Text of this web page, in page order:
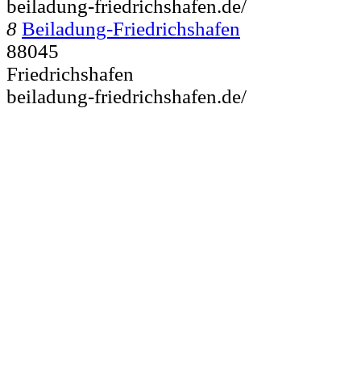
beiladung-friedrichshafen.de/
8 Beiladung-Friedrichshafen
88045
Friedrichshafen
beiladung-friedrichshafen.de/